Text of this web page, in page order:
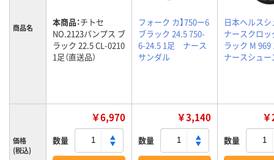
商品名 本商品：チトセ
NO.2123パンプス ブ
ラック 22.5 CL-0210
1足（直送品）
フォーク カ】750ー6
ブラック 24.5 750-
6-24.5 1足 ナース
サンダル
日本ヘルス
ナースクロッ
ラック M
ナースシュー
価格
(税込)
￥6,970
数量
￥3,140
数量 数量